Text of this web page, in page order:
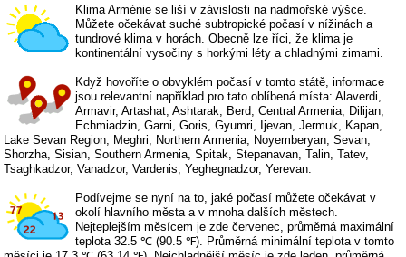
Klima Arménie se liší v závislosti na nadmořské výšce.
Můžete očekávat suché subtropické počasí v nížinách a
tundrové klima v horách. Obecně lze říci, že klima je
kontinentální vysočiny s horkými léty a chladnými zimami.
Když hovoříte o obvyklém počasí v tomto státě, informace
jsou relevantní například pro tato oblíbená místa: Alaverdi,
Armavir, Artashat, Ashtarak, Berd, Central Armenia, Dilijan,
Echmiadzin, Garni, Goris, Gyumri, Ijevan, Jermuk, Kapan,
Lake Sevan Region, Meghri, Northern Armenia, Noyemberyan, Sevan,
Shorzha, Sisian, Southern Armenia, Spitak, Stepanavan, Talin, Tatev,
Tsaghkadzor, Vanadzor, Vardenis, Yeghegnadzor, Yerevan.
Podívejme se nyní na to, jaké počasí můžete očekávat v
okolí hlavního města a v mnoha dalších městech.
Nejteplejším měsícem je zde červenec, průměrná maximální
teplota 32.5 ℃ (90.5 ℉). Průměrná minimální teplota v tomto